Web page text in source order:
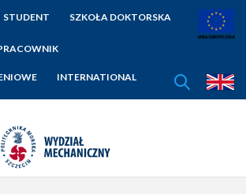
STUDENT SZKOŁA DOKTORSKA
INTERNATIONALSZUKAJ